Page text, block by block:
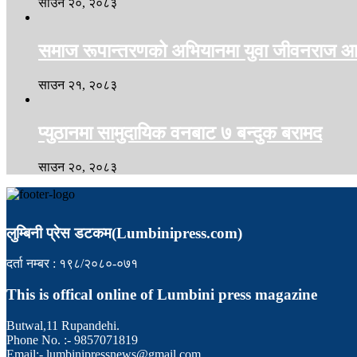
साउन २०, २०८३
समाज रूपान्तरणको अभियानमा युवा जीवनराज
साउन २१, २०८३
प्युठानमा सामुदायिक वनबाट ७ बन्दुक बरामद
साउन २०, २०८३
लुम्बिनी प्रेस डटकम(Lumbinipress.com)
दर्ता नम्बर : १९८/२०८०-०७१
This is offical online of Lumbini press magazine
Butwal,11 Rupandehi.
Phone No. :- 9857071819
Email:- lumbinipressnews@gmail.com